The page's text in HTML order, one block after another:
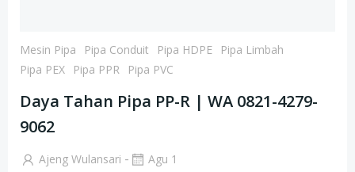
Mesin Pipa Pipa Conduit Pipa HDPE
Pipa Limbah
Pipa PEX
Pipa PPR Pipa PVC
Daya Tahan Pipa PP-R | WA 0821-4279-
9062
Ajeng Wulansari - Agu 1